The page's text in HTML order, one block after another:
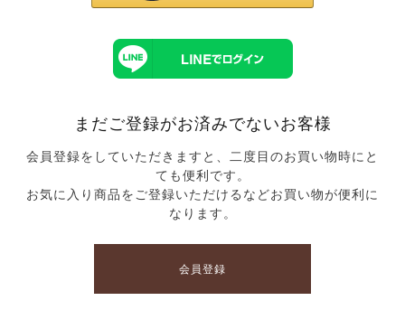
まだご登録がお済みでないお客様
会員登録をしていただきますと、二度目のお買い物時にと
ても便利です。
お気に入り商品をご登録いただけるなどお買い物が便利に
なります。
会員登録